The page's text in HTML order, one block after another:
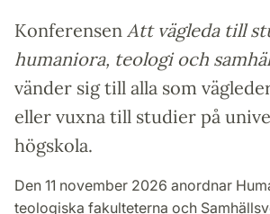
Konferensen Att vägleda till
humaniora, teologi och
vänder sig till alla som
eller vuxna till studier på
högskola.
Den 11 november 2026 anordnar
teologiska fakulteterna och